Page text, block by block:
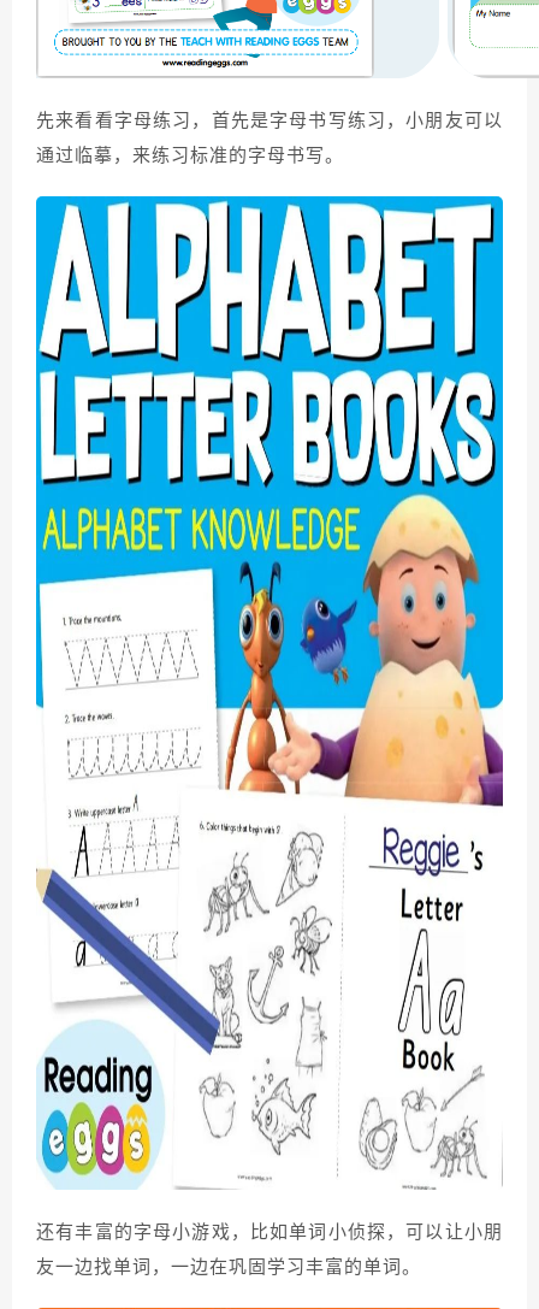
先来看看字母练习，首先是字母书写练习，小朋友可以
通过临摹，来练习标准的字母书写。
还有丰富的字母小游戏，比如单词小侦探，可以让小朋
友一边找单词，一边在巩固学习丰富的单词。